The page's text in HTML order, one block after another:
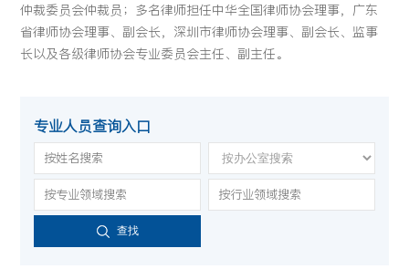
仲裁委员会仲裁员；多名律师担任中华全国律师协会理事，广东
省律师协会理事、副会长，深圳市律师协会理事、副会长、监事
长以及各级律师协会专业委员会主任、副主任。
专业人员查询入口
查找